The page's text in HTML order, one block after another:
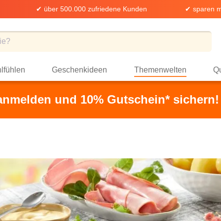
✔ über 500.000 zufriedene Kunden ✔ sparen
Geschenkideen Themenwelten
und 10% Gutschein* sichern!